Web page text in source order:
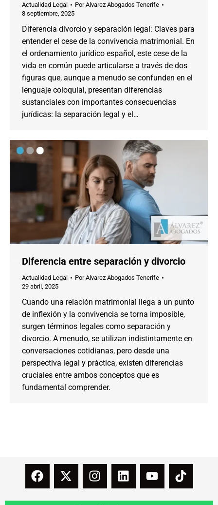
Actualidad Legal PorAlvarez Abogados Tenerife
8 septiembre, 2025
Diferencia divorcio y separación legal: Claves para
entender el cese de la convivencia matrimonial. En
el ordenamiento jurídico español, este cese de la
vida en común puede articularse a través de dos
figuras que, aunque a menudo se confunden en el
lenguaje coloquial, presentan diferencias
sustanciales con importantes consecuencias
jurídicas: la separación legal y el…
Diferencia entre separación y divorcio
Actualidad Legal PorAlvarez Abogados Tenerife
29 abril, 2025
Cuando una relación matrimonial llega a un punto
de inflexión y la convivencia se torna imposible,
surgen términos legales como separación y
divorcio. A menudo, se utilizan indistintamente en
conversaciones cotidianas, pero desde una
perspectiva legal y práctica, existen diferencias
cruciales entre ambos conceptos que es
fundamental comprender.